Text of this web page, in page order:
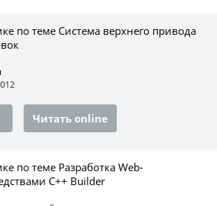
по теме Система верхнего привода
Читать online
по теме Разработка Web-
C++ Builder